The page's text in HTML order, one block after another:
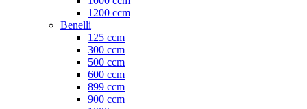
1200 ccm
Benelli
125 ccm
300 ccm
500 ccm
600 ccm
899 ccm
900 ccm